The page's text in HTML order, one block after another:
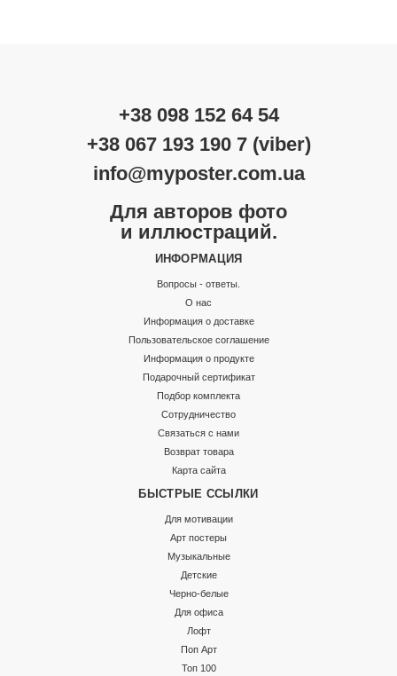
+38 098 152 64 54
+38 067 193 190 7 (viber)
info@myposter.com.ua
Для авторов фото
и иллюстраций.
ИНФОРМАЦИЯ
Вопросы - ответы.
О нас
Информация о доставке
Пользовательское соглашение
Информация о продукте
Подарочный сертификат
Подбор комплекта
Сотрудничество
Связаться с нами
Возврат товара
Карта сайта
БЫСТРЫЕ ССЫЛКИ
Для мотивации
Арт постеры
Музыкальные
Детские
Черно-белые
Для офиса
Лофт
Поп Арт
Топ 100